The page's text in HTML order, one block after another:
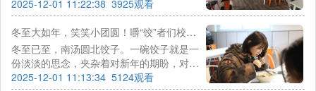
以是轻松愉快的
2025-12-01 11:22:38 3925观看
冬至大如年，笑笑小团圆！嚼“饺”者们校考必胜！
冬至已至，南汤圆北饺子。一碗饺子就是一
份淡淡的思念，夹杂着对新年的期盼，对未
来的憧憬。祝愿每位小兵都成为佼佼者！
2025-12-01 11:13:34 5124观看